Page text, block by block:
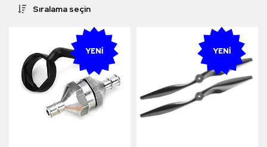
Sıralama seçin
YENI YENI